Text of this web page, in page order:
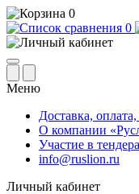
0
0
Меню
Доставка,
О компании
Участие в
info@ruslion.ru
Личный кабинет